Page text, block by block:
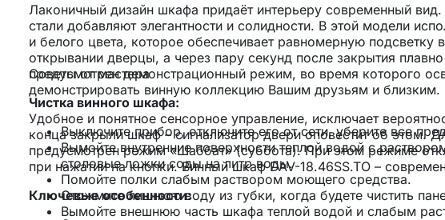
Лаконичный дизайн шкафа придаёт интерьеру современный
стали добавляют элегантности и солидности. В этой модели
и белого цвета, которое обеспечивает равномерную
открывании дверцы, а через пару секунд после закрытия
предусмотрен демонстрационный режим, во время которого
демонстрировать винную коллекцию Вашим друзьям и близким.
Удобное и понятное сенсорное управление, исключает
конца закрыли шкаф – сигнализатор двери оповестит об
предусмотрен режим «Шаббат» (суббота). При этом режиме
при нажатии на кнопки. Винный шкаф DAV-18.46SS.TO –
Ключевые особенности:
Советы от мастера
Чистка винного шкафа:
Выключите прибор, отключите его от сети, уберите все
Вымойте внутренние поверхности теплой водой с
столовые ложки соды на литр воды.
Помойте полки слабым раствором моющего средства.
Отожмите лишнюю воду из губки, когда будете чистить
Вымойте внешнюю часть шкафа теплой водой и слабым